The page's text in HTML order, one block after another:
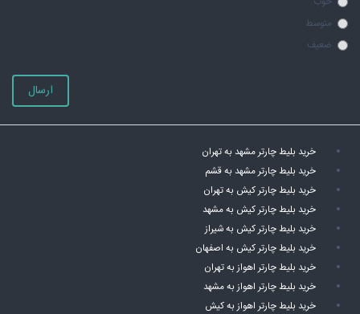
متوسط
ضعیف
ارسال
خرید بلیط چارتر مشهد به تهران
خرید بلیط چارتر مشهد به قشم
خرید بلیط چارتر کیش به تهران
خرید بلیط چارتر کیش به مشهد
خرید بلیط چارتر کیش به شیراز
خرید بلیط چارتر کیش به اصفهان
خرید بلیط چارتر اهواز به تهران
خرید بلیط چارتر اهواز به مشهد
خرید بلیط چارتر اهواز به کیش